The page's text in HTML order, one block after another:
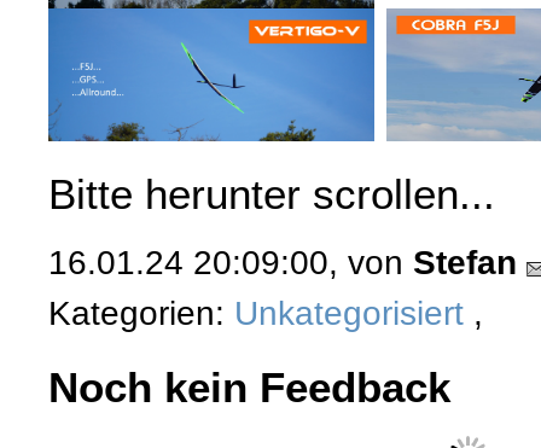
Bitte herunter scrollen...
16.01.24 20:09:00, von Stefan
Kategorien: Unkategorisiert ,
Noch kein Feedback